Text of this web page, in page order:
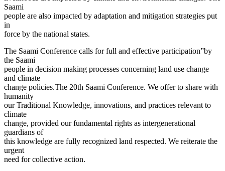
Saami
people are also impacted by adaptation and mitigation strategies put
in
force by the national states.
The Saami Conference calls for full and effective participation”by
the Saami
people in decision making processes concerning land use change
and climate
change policies.The 20th Saami Conference. We offer to share with
humanity
our Traditional Knowledge, innovations, and practices relevant to
climate
change, provided our fundamental rights as intergenerational
guardians of
this knowledge are fully recognized land respected. We reiterate the
urgent
need for collective action.